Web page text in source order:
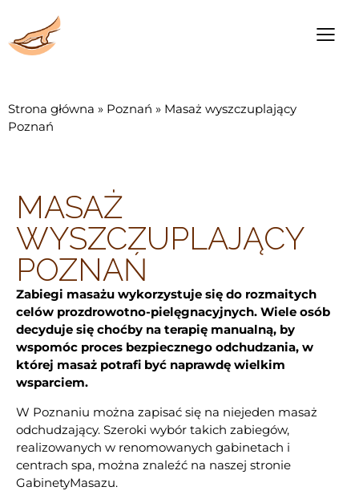
Strona główna » Poznań » Masaż wyszczuplający
Poznań
MASAŻ
WYSZCZUPLAJĄCY
POZNAŃ
Zabiegi masażu wykorzystuje się do rozmaitych
celów prozdrowotno-pielęgnacyjnych. Wiele osób
decyduje się choćby na terapię manualną, by
wspomóc proces bezpiecznego odchudzania, w
której masaż potrafi być naprawdę wielkim
wsparciem.
W Poznaniu można zapisać się na niejeden masaż
odchudzający. Szeroki wybór takich zabiegów,
realizowanych w renomowanych gabinetach i
centrach spa, można znaleźć na naszej stronie
GabinetyMasazu.